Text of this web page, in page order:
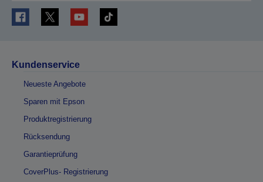
Kundenservice
Neueste Angebote
Sparen mit Epson
Produktregistrierung
Rücksendung
Garantieprüfung
CoverPlus- Registrierung